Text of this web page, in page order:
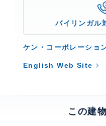
バイリンガル
ケン・コーポレーショ
English Web Site
この建